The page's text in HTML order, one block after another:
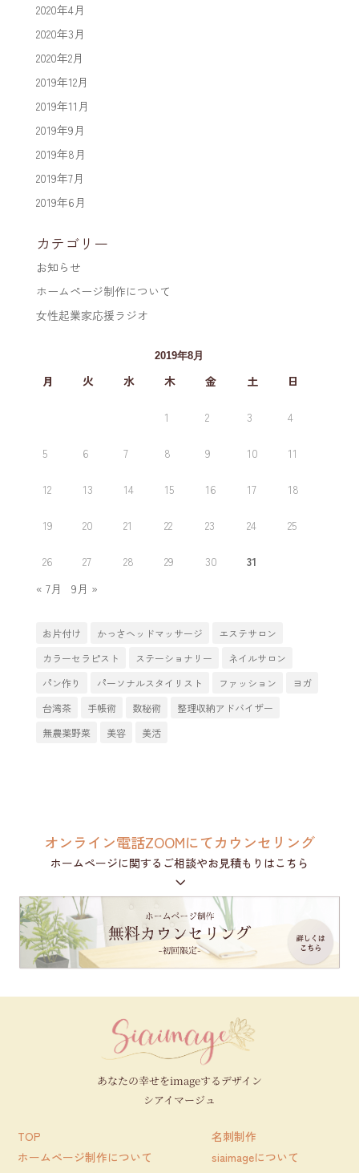
2020年4月
2020年3月
2020年2月
2019年12月
2019年11月
2019年9月
2019年8月
2019年7月
2019年6月
カテゴリー
お知らせ
ホームページ制作について
女性起業家応援ラジオ
2019年8月
月 火 水 木 金 土 日
1 2 3 4
5 6 7 8 9 10 11
12 13 14 15 16 17 18
19 20 21 22 23 24 25
26 27 28 29 30
31
« 7月
9月 »
お片付け かっさヘッドマッサージ
エステサロン
カラーセラピスト
ステーショナリー
ネイルサロン
パン作り
パーソナルスタイリスト ファッション
ヨガ
台湾茶
手帳術 数秘術
整理収納アドバイザー
無農薬野菜
美容 美活
オンライン電話ZOOMにてカウンセリング
ホームページに関するご相談やお見積もりはこちら
3
あなたの幸せをimageするデザイン
シアイマージュ
TOP
ホームページ制作について
名刺制作
siaimageについて